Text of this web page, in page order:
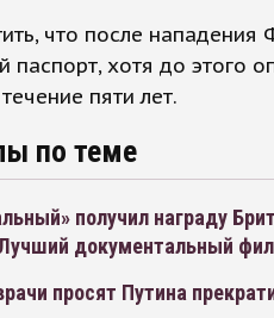
что после
паспорт, хотя до этого
пяти лет.
по теме
получил награду
документальный
просят Путина